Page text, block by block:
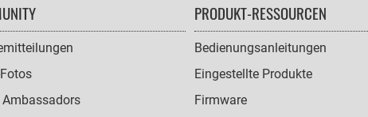
PRODUKT-RESSOURCEN
Bedienungsanleitungen
Eingestellte Produkte
Firmware